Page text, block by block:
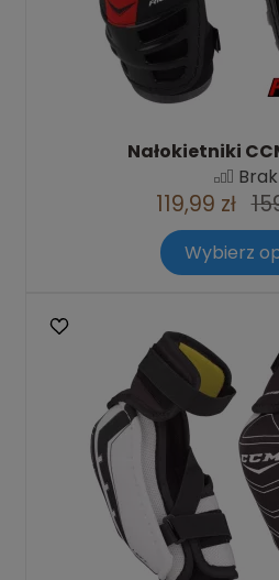
Nałokietniki
Brak
119,99 zł
Wybierz